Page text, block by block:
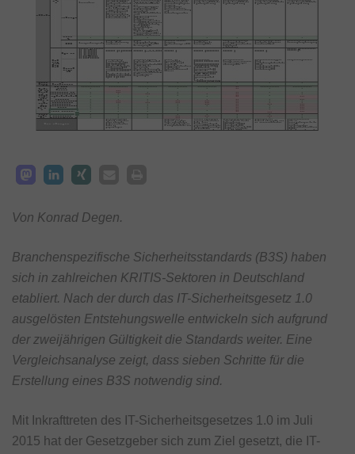
Von Konrad Degen.
Branchenspezifische Sicherheitsstandards (B3S) haben
sich in zahlreichen KRITIS-Sektoren in Deutschland
etabliert. Nach der durch das IT-Sicherheitsgesetz 1.0
ausgelösten Entstehungswelle entwickeln sich aufgrund
der zweijährigen Gültigkeit die Standards weiter. Eine
Vergleichsanalyse zeigt, dass sieben Schritte für die
Erstellung eines B3S notwendig sind.
Mit Inkrafttreten des IT-Sicherheitsgesetzes 1.0 im Juli
2015 hat der Gesetzgeber sich zum Ziel gesetzt, die IT-